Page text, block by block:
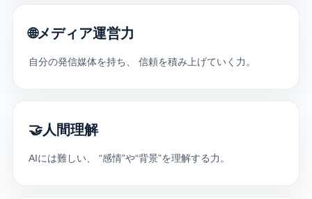
🌐メディア運営力
自分の発信媒体を持ち、 信頼を積み上げていく力。
🤝人間理解
AIには難しい、 “感情”や“背景”を理解する力。